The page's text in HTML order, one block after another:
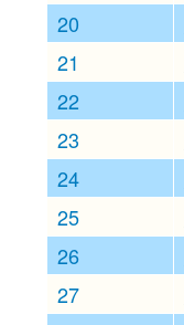
20
21
22
23
24
25
26
27